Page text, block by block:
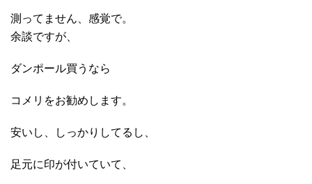
測ってません、感覚で。
余談ですが、
ダンポール買うなら
コメリをお勧めします。
安いし、しっかりしてるし、
足元に印が付いていて、